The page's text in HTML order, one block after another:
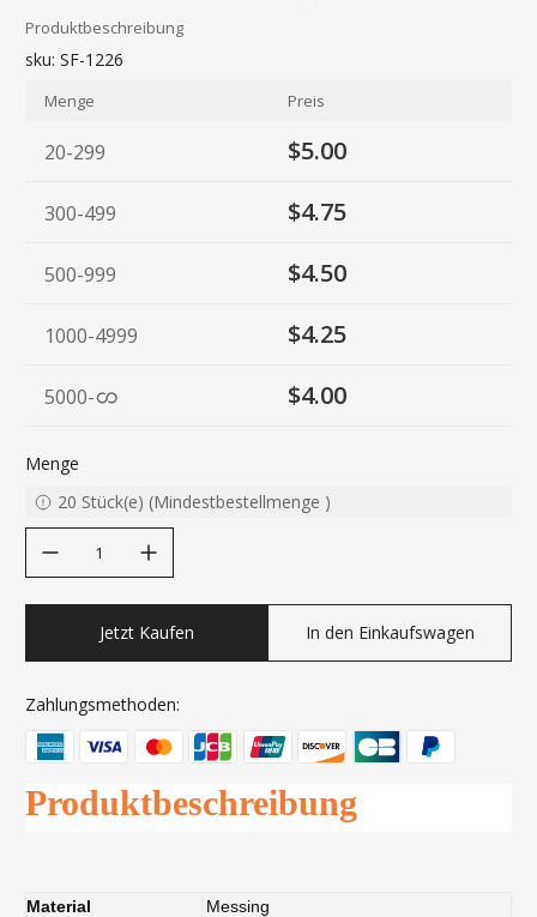
Produktbeschreibung
sku: SF-1226
Menge Preis
20-299 $5.00
300-499 $4.75
500-999 $4.50
1000-4999 $4.25
5000- $4.00
Menge
20 Stück(e) (Mindestbestellmenge )
Jetzt Kaufen In den Einkaufswagen
Zahlungsmethoden:
Produktbeschreibung
Material
Messing